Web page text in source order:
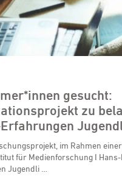
gesucht:
zu
im Rahmen
für Medienforschung I
Jugendli …